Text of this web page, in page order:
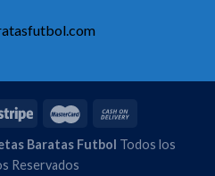
Baratas Futbol Todos los
Reservados